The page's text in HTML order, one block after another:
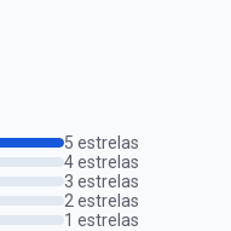
5 estrelas
4 estrelas
3 estrelas
2 estrelas
1 estrelas